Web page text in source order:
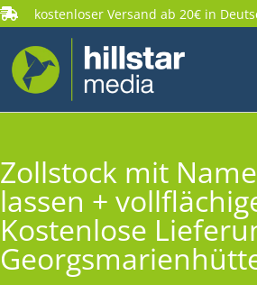
kostenloser Versand ab 20€ in
Zollstock mit
lassen +
Kostenlose